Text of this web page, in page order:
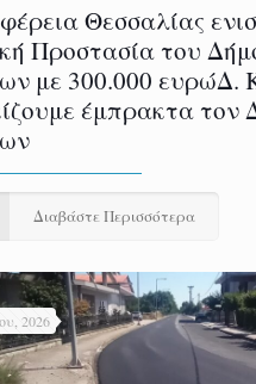
Θεσσαλίας
Προστασία του
με 300.000 ευρώΔ.
έμπρακτα τον
Διαβάστε Περισσότερα
2026